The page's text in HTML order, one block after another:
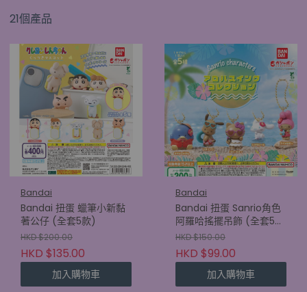
21個產品
Bandai
Bandai 扭蛋 蠟筆小新黏
著公仔 (全套5款)
HKD $200.00
HKD $135.00
加入購物車
Bandai
Bandai 扭蛋 Sanrio角色
阿羅哈搖擺吊飾 (全套5
款)
HKD $150.00
HKD $99.00
加入購物車